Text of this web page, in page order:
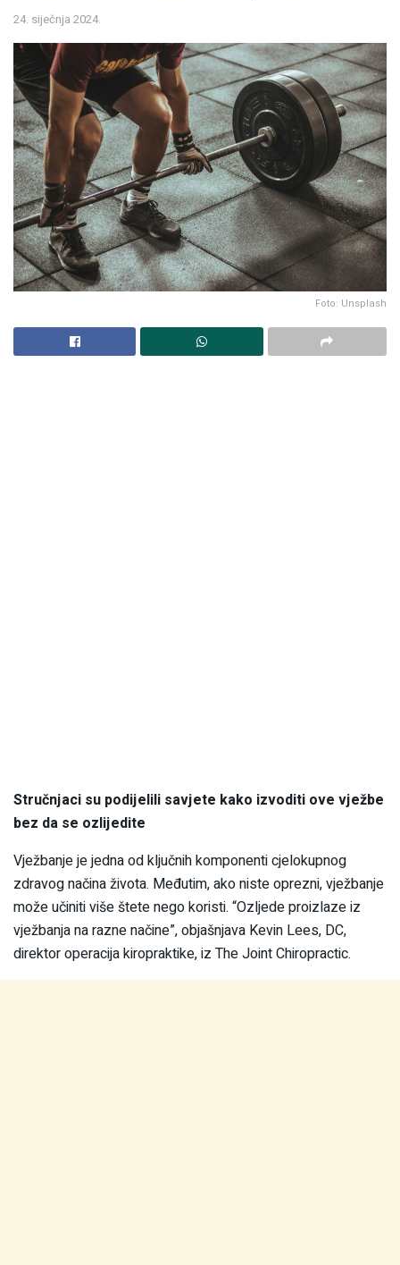
24. siječnja 2024.
Foto: Unsplash
Stručnjaci su podijelili savjete kako izvoditi ove vježbe
bez da se ozlijedite
Vježbanje je jedna od ključnih komponenti cjelokupnog
zdravog načina života. Međutim, ako niste oprezni, vježbanje
može učiniti više štete nego koristi. “Ozljede proizlaze iz
vježbanja na razne načine”, objašnjava Kevin Lees, DC,
direktor operacija kiropraktike, iz The Joint Chiropractic.